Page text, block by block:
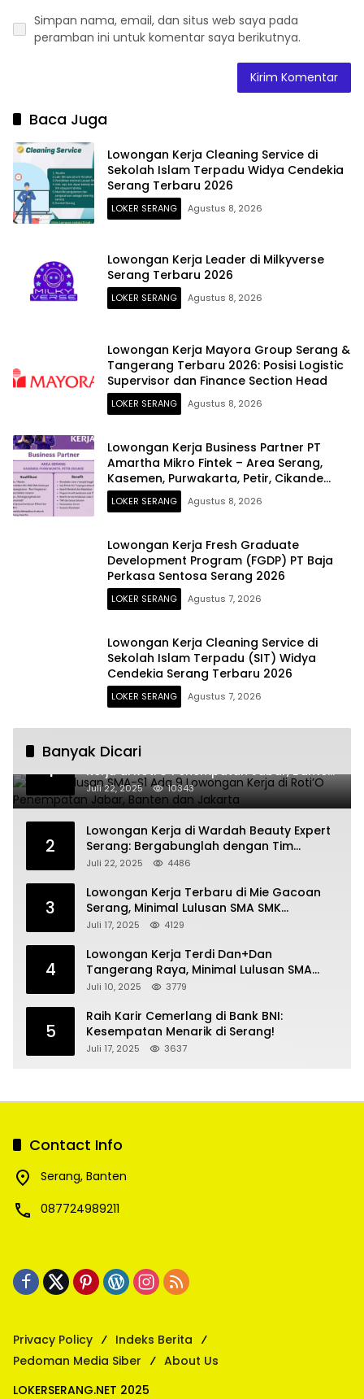
Simpan nama, email, dan situs web saya pada
peramban ini untuk komentar saya berikutnya.
Baca Juga
Lowongan Kerja Cleaning Service di
Sekolah Islam Terpadu Widya Cendekia
Serang Terbaru 2026
LOKER SERANG Agustus 8, 2026
Lowongan Kerja Leader di Milkyverse
Serang Terbaru 2026
LOKER SERANG Agustus 8, 2026
Lowongan Kerja Mayora Group Serang &
Tangerang Terbaru 2026: Posisi Logistic
Supervisor dan Finance Section Head
LOKER SERANG Agustus 8, 2026
Lowongan Kerja Business Partner PT
Amartha Mikro Fintek – Area Serang,
Kasemen, Purwakarta, Petir, Cikande
Terbaru 2026
LOKER SERANG Agustus 8, 2026
Lowongan Kerja Fresh Graduate
Development Program (FGDP) PT Baja
Perkasa Sentosa Serang 2026
LOKER SERANG Agustus 7, 2026
Lowongan Kerja Cleaning Service di
Sekolah Islam Terpadu (SIT) Widya
Cendekia Serang Terbaru 2026
LOKER SERANG Agustus 7, 2026
Banyak Dicari
1
Untuk Lulusan SMA-S1 Ada 9 Lowongan
Kerja di Roti’O Penempatan Jabar, Banten
dan Jakarta
Juli 22, 2025 10343
2
Lowongan Kerja di Wardah Beauty Expert
Serang: Bergabunglah dengan Tim
Kecantikan
Juli 22, 2025 4486
3
Lowongan Kerja Terbaru di Mie Gacoan
Serang, Minimal Lulusan SMA SMK
Sederajat
Juli 17, 2025 4129
4
Lowongan Kerja Terdi Dan+Dan
Tangerang Raya, Minimal Lulusan SMA
SMK
Juli 10, 2025 3779
5
Raih Karir Cemerlang di Bank BNI:
Kesempatan Menarik di Serang!
Juli 17, 2025 3637
Contact Info
Serang, Banten
087724989211
Privacy Policy
Indeks Berita
Pedoman Media Siber
About Us
LOKERSERANG.NET 2025